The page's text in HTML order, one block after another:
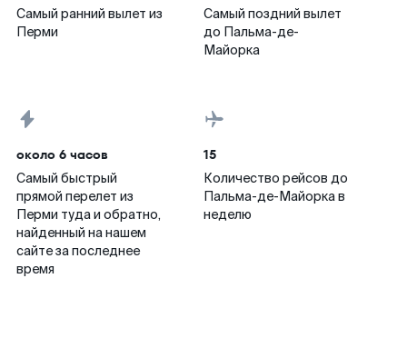
Самый ранний вылет из
Перми
Самый поздний вылет
до Пальма-де-
Майорка
около 6 часов
Самый быстрый
прямой перелет из
Перми туда и обратно,
найденный на нашем
сайте за последнее
время
15
Количество рейсов до
Пальма-де-Майорка в
неделю